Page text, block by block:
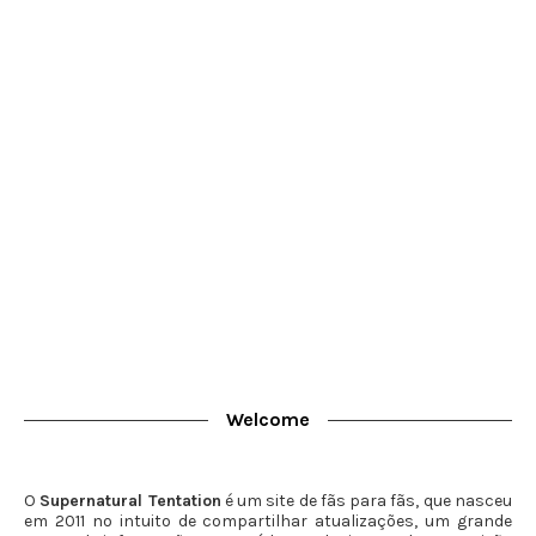
Welcome
O Supernatural Tentation é um site de fãs para fãs, que nasceu
em 2011 no intuito de compartilhar atualizações, um grande